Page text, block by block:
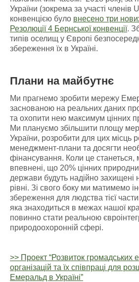
України (зокрема за участі
конвенцією було внесено три
Резолюції 4 Бернської конвенції.
типів оселищ у Європі
збереження їх в Україні.
Плани на майбутнє
Ми прагнемо зробити мережу
заснованою на реальних даних
та охопити нею максимум цінних
Ми плануємо збільшити площу
України, розробити для цих місць
менеджмент-плани та досягти
фінансування. Коли це станеться,
впевнені, що 20% цінних
держави будуть надійно захищені
рівні. Зі свого боку ми матимемо
збереження для людства тієї
яка знаходиться в межах нашої
повинно стати реальною
природоохоронній сфері.
>> Проект “Розвиток громадських
організацій та їх співпраці для
Емеральд в Україні”